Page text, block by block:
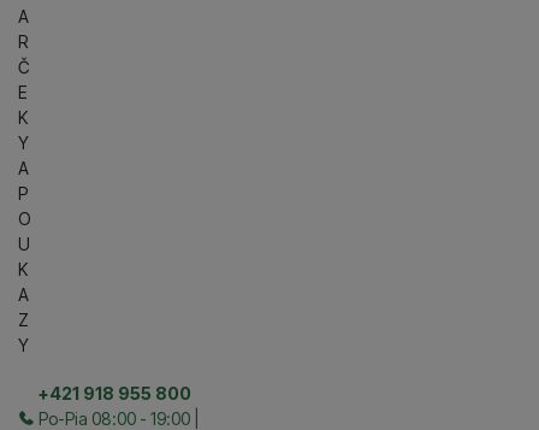
A
R
Č
E
K
Y
A
P
O
U
K
A
Z
Y
+421 918 955 800
Po-Pia 08:00 - 19:00 |